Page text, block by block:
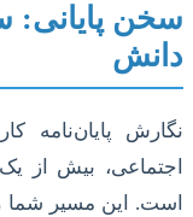
سخن
دانش
نگارش پایان‌نامه
اجتماعی، بیش از
است. این مسیر شما